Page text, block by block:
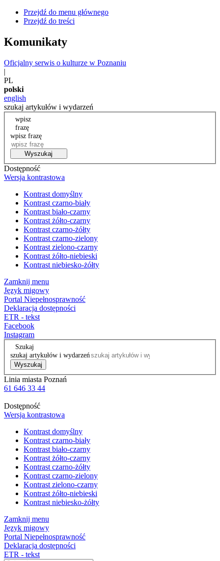
Przejdź do menu głównego
Przejdź do treści
Komunikaty
Oficjalny serwis o kulturze w Poznaniu
|
PL
polski
english
szukaj artykułów i wydarzeń
wpisz
frazę
wpisz frazę
Wyszukaj
Dostępność
Wersja kontrastowa
Kontrast domyślny
Kontrast czarno-biały
Kontrast biało-czarny
Kontrast żółto-czarny
Kontrast czarno-żółty
Kontrast czarno-zielony
Kontrast zielono-czarny
Kontrast żółto-niebieski
Kontrast niebiesko-żółty
Zamknij menu
Język migowy
Portal Niepełnosprawność
Deklaracja dostępności
ETR - tekst
Facebook
Instagram
Szukaj
szukaj artykułów i wydarzeń
Wyszukaj
Linia miasta Poznań
61 646 33 44
Dostępność
Wersja kontrastowa
Kontrast domyślny
Kontrast czarno-biały
Kontrast biało-czarny
Kontrast żółto-czarny
Kontrast czarno-żółty
Kontrast czarno-zielony
Kontrast zielono-czarny
Kontrast żółto-niebieski
Kontrast niebiesko-żółty
Zamknij menu
Język migowy
Portal Niepełnosprawność
Deklaracja dostępności
ETR - tekst